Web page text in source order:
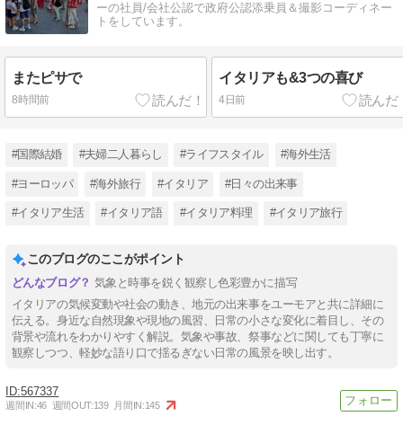
ーの社員/会社公認で政府公認添乗員＆撮影コーディネー
トをしています。
またピサで
8時間前
イタリアも&3つの喜び
4日前
#国際結婚 #夫婦二人暮らし #ライフスタイル #海外生活
#ヨーロッパ #海外旅行 #イタリア #日々の出来事
#イタリア生活 #イタリア語 #イタリア料理 #イタリア旅行
このブログのここがポイント
気象と時事を鋭く観察し色彩豊かに描写
イタリアの気候変動や社会の動き、地元の出来事をユーモアと共に詳細に
伝える。身近な自然現象や現地の風習、日常の小さな変化に着目し、その
背景や流れをわかりやすく解説。気象や事故、祭事などに関しても丁寧に
観察しつつ、軽妙な語り口で揺るぎない日常の風景を映し出す。
567337
週間IN:46 週間OUT:139 月間IN:145